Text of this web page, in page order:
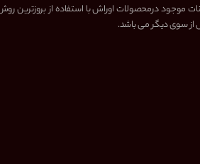
موجود درمحصولات اوراش با استفاده از بروزترین
از سوی دیگر می باشد.